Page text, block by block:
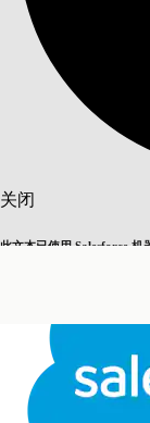
关闭
此文本已使用 Salesforce
关闭关闭